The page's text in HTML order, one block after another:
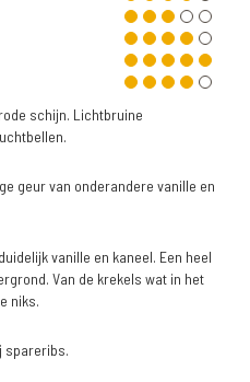
schijn. Lichtbruine
geur van onderandere vanille en
vanille en kaneel. Een heel
Van de krekels wat in het
niks.
spareribs.